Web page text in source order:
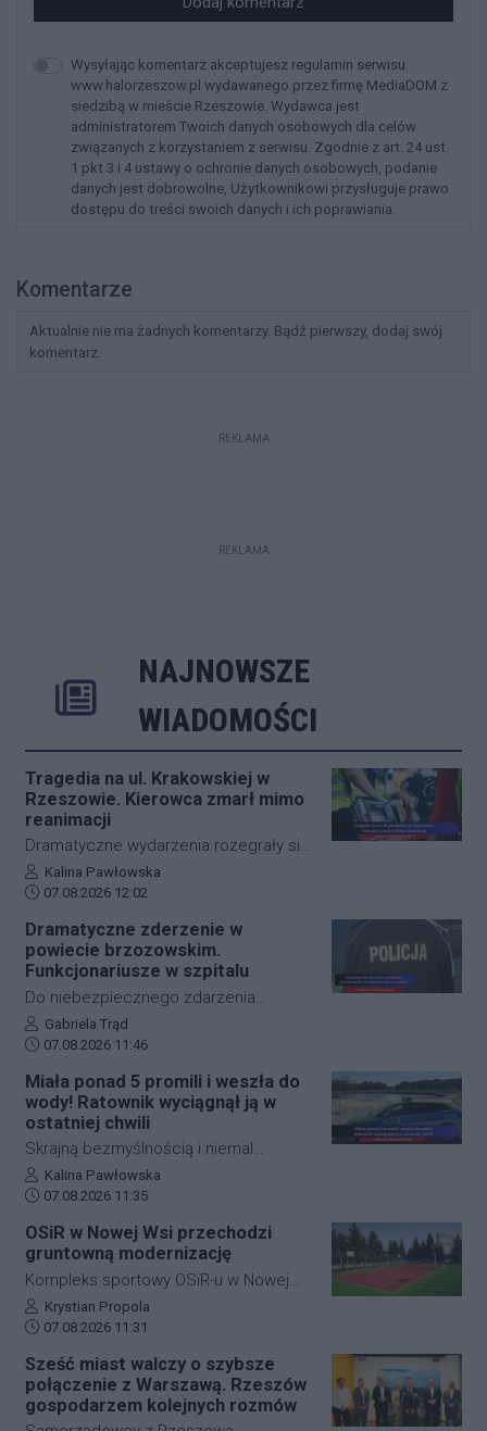
Wysyłając komentarz akceptujesz regulamin serwisu
www.halorzeszow.pl wydawanego przez firmę MediaDOM z
siedzibą w mieście Rzeszowie. Wydawca jest
administratorem Twoich danych osobowych dla celów
związanych z korzystaniem z serwisu. Zgodnie z art. 24 ust.
1 pkt 3 i 4 ustawy o ochronie danych osobowych, podanie
danych jest dobrowolne, Użytkownikowi przysługuje prawo
dostępu do treści swoich danych i ich poprawiania.
Komentarze
Aktualnie nie ma żadnych komentarzy. Bądź pierwszy, dodaj swój
komentarz.
REKLAMA
REKLAMA
NAJNOWSZE
WIADOMOŚCI
Tragedia na ul. Krakowskiej w
Rzeszowie. Kierowca zmarł mimo
reanimacji
Dramatyczne wydarzenia rozegrały się
w piątkowy poranek na jednej z
najważniejszych arterii
samochodu osobowego
prawdopodobnie doznał nagłego
zatrzymania krążenia w trakcie jazdy.
Mimo błyskawicznej reakcji patroli
policji, strażaków oraz ratowników
mężczyzny nie udało się uratować.
Autor artykułu:
Kalina Pawłowska
Data dodania artykułu:
07.08.2026 12:02
Dramatyczne zderzenie w
powiecie brzozowskim.
Funkcjonariusze w szpitalu
Do niebezpiecznego zdarzenia
drogowego doszło w piątek rano w
Starej Wsi (powiat brzozowski). W
wyniku najechania na tył radiowozu,
dwóch funkcjonariuszy policji
wymagało pomocy medycznej i
zostało przewiezionych do szpitala.
Autor artykułu:
Gabriela Trąd
Data dodania artykułu:
07.08.2026 11:46
Miała ponad 5 promili i weszła do
wody! Ratownik wyciągnął ją w
ostatniej chwili
Skrajną bezmyślnością i niemal
śmiertelną dawką alkoholu wykazała się
36-letnia mieszkanka gminy Cieszanów.
miejscowym kąpielisku miejskim, mając
w organizmie ponad 5 promili alkoholu!
Gdy zaczęła tonąć, z opresji wyciągnął
ją ratownik. Zamiast wdzięczności 36-
latka wszczęła awanturę i stwarzała
zagrożenie dla innych
wypoczywających. Teraz za swoje
zachowanie odpowie przed sądem.
Autor artykułu:
Kalina Pawłowska
Data dodania artykułu:
07.08.2026 11:35
OSiR w Nowej Wsi przechodzi
gruntowną modernizację
Kompleks sportowy OSiR-u w Nowej
Wsi w gminie Trzebownisko przechodzi
dużą modernizację. Zakres prac
obejmuje wymianę nawierzchni boisk,
unowocześnienie wyposażenia
sportowego, montaż
energooszczędnego oświetlenia,
Autor artykułu:
Krystian Propola
Data dodania artykułu:
07.08.2026 11:31
Sześć miast walczy o szybsze
połączenie z Warszawą. Rzeszów
gospodarzem kolejnych rozmów